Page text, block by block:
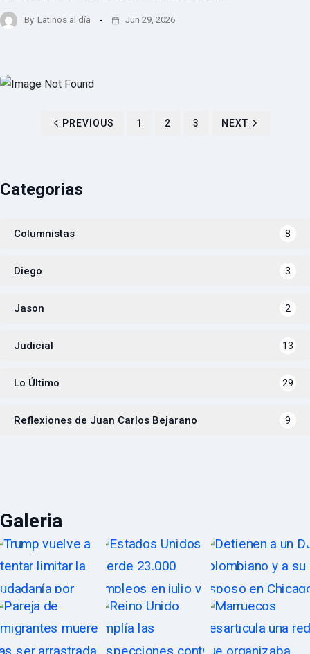
By Latinos al día Jun 29, 2026
PREVIOUS 1 2 3 NEXT
Categorias
Columnistas 8
Diego 3
Jason 2
Judicial 13
Lo Último 29
Reflexiones de Juan Carlos Bejarano 9
Galeria